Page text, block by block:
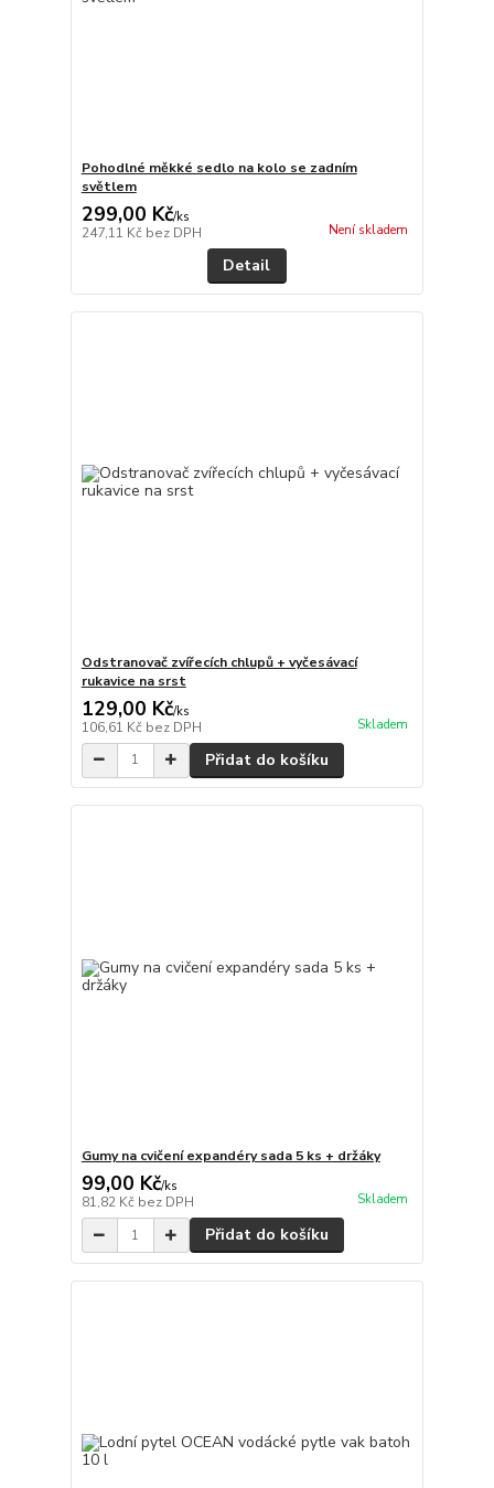
Pohodlné měkké sedlo na kolo se zadním
světlem
299,00 Kč/ks
247,11 Kč bez DPH Není skladem
Detail
Odstranovač zvířecích chlupů + vyčesávací
rukavice na srst
129,00 Kč/ks
106,61 Kč bez DPH Skladem
Přidat do košíku
Gumy na cvičení expandéry sada 5 ks + držáky
99,00 Kč/ks
81,82 Kč bez DPH Skladem
Přidat do košíku